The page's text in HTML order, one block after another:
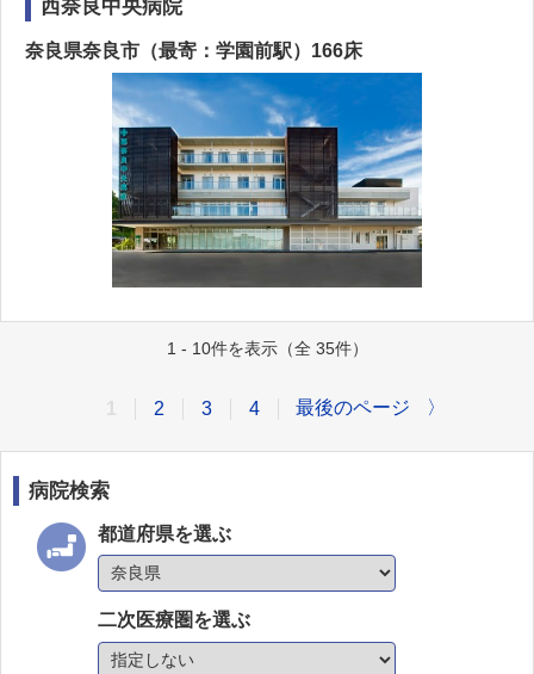
西奈良中央病院
奈良県奈良市（最寄：学園前駅）166床
1 - 10件を表示（全 35件）
2 3 4 最後のページ 〉
病院検索
都道府県を選ぶ
二次医療圏を選ぶ